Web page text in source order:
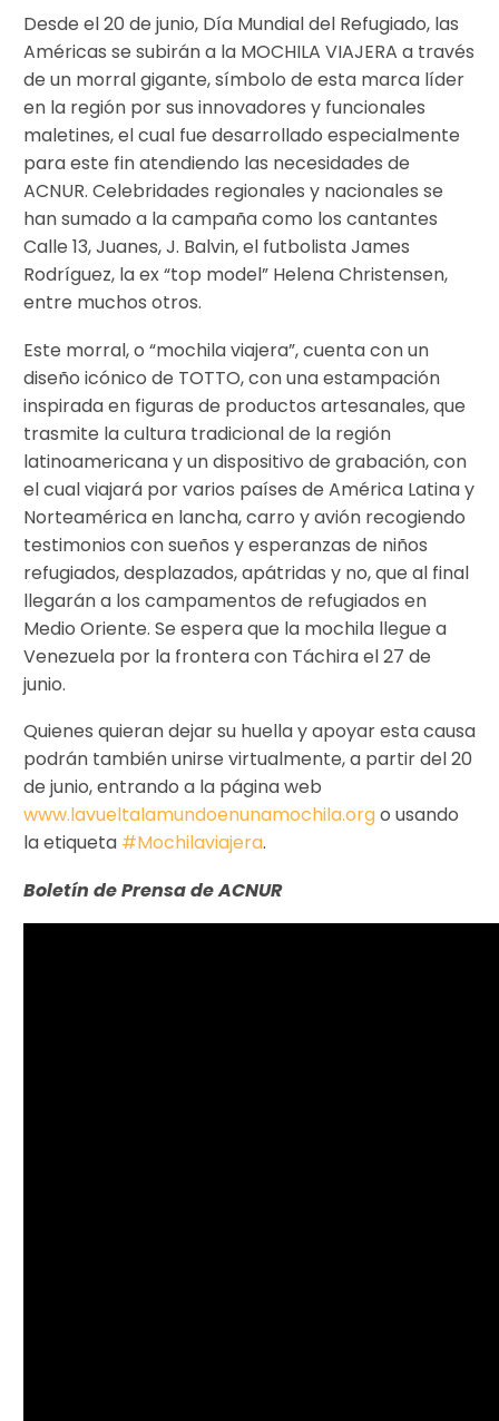
Desde el 20 de junio, Día Mundial del Refugiado, las
Américas se subirán a la MOCHILA VIAJERA a través
de un morral gigante, símbolo de esta marca líder
en la región por sus innovadores y funcionales
maletines, el cual fue desarrollado especialmente
para este fin atendiendo las necesidades de
ACNUR. Celebridades regionales y nacionales se
han sumado a la campaña como los cantantes
Calle 13, Juanes, J. Balvin, el futbolista James
Rodríguez, la ex “top model” Helena Christensen,
entre muchos otros.
Este morral, o “mochila viajera”, cuenta con un
diseño icónico de TOTTO, con una estampación
inspirada en figuras de productos artesanales, que
trasmite la cultura tradicional de la región
latinoamericana y un dispositivo de grabación, con
el cual viajará por varios países de América Latina y
Norteamérica en lancha, carro y avión recogiendo
testimonios con sueños y esperanzas de niños
refugiados, desplazados, apátridas y no, que al final
llegarán a los campamentos de refugiados en
Medio Oriente. Se espera que la mochila llegue a
Venezuela por la frontera con Táchira el 27 de
junio.
Quienes quieran dejar su huella y apoyar esta causa
podrán también unirse virtualmente, a partir del 20
de junio, entrando a la página web
www.lavueltalamundoenunamochila.orgo usando
la etiqueta #Mochilaviajera.
Boletín de Prensa de ACNUR